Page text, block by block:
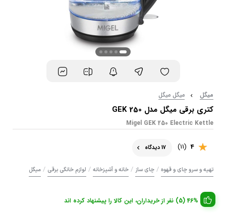
میگل میگل میگل
کتری برقی میگل مدل GEK 250
Migel GEK 250 Electric Kettle
4
(11) 17 دیدگاه
تهیه و سرو چای و قهوه / چای ساز / خانه و آشپزخانه / لوازم خانگی برقی / میگل
46% (5) نفر از خریداران، این کالا را پیشنهاد کرده اند